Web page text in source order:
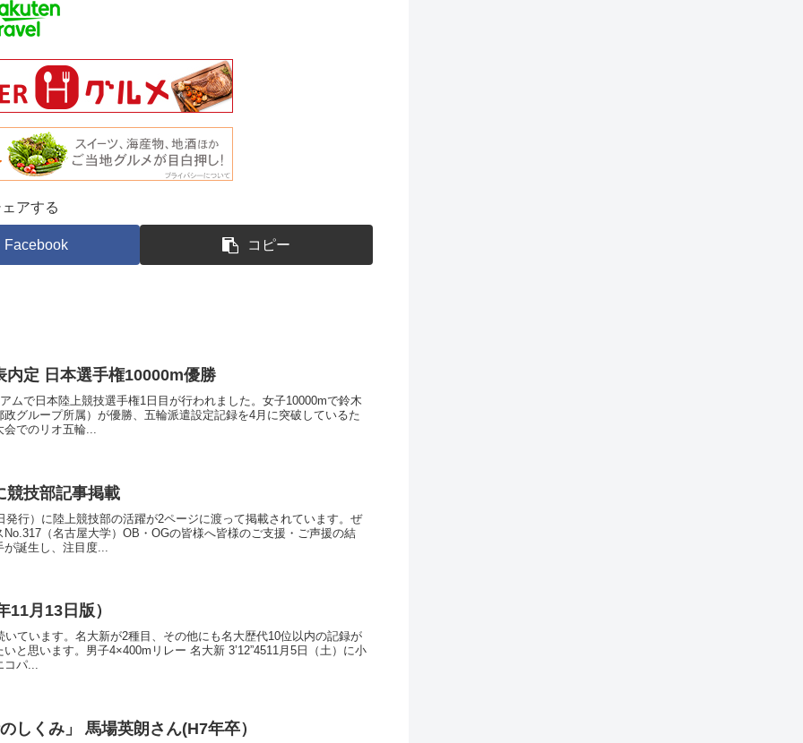
アする
Facebook コピー
内定 日本選手権10000m優勝
ムで日本陸上競技選手権1日目が行われました。女子10000mで鈴木
グループ所属）が優勝、五輪派遣設定記録を4月に突破しているた
会でのリオ五輪...
競技部記事掲載
発行）に陸上競技部の活躍が2ページに渡って掲載されています。ぜ
（名古屋大学）OB・OGの皆様へ皆様のご支援・ご声援の結
誕生し、注目度...
11月13日版）
ています。名大新が2種目、その他にも名大歴代10位以内の記録が
と思います。男子4×400mリレー 名大新 3’12”4511月5日（土）に小
コパ...
会計のしくみ」 馬場英朗さん(H7年卒）